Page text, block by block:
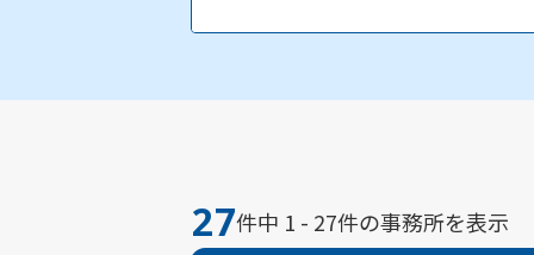
27件中 1 - 27件の事務所を表示